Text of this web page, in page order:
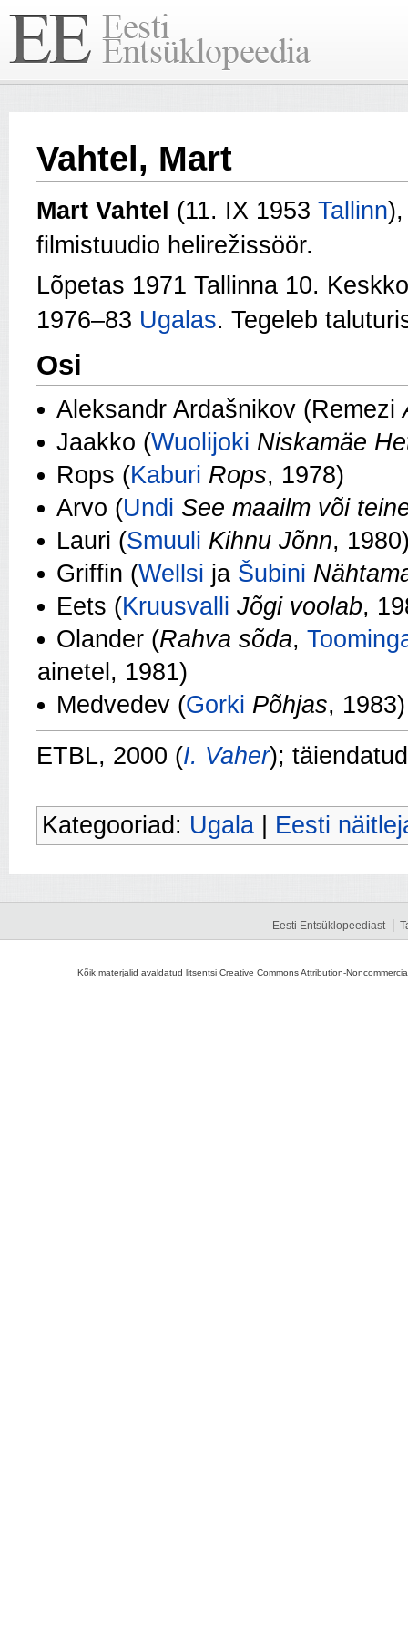
Vahtel, Mart
Mart Vahtel (11. IX 1953 Tallinn
filmistuudio helirežissöör.
Lõpetas 1971 Tallinna 10.
1976–83 Ugalas. Tegeleb
Osi
Aleksandr Ardašnikov (Remezi
Jaakko (Wuolijoki Niskamäe
Rops (Kaburi Rops, 1978)
Arvo (Undi See maailm või
Lauri (Smuuli Kihnu Jõnn,
Griffin (Wellsi ja Šubini
Eets (Kruusvalli Jõgi voolab,
Olander (Rahva sõda,
ainetel, 1981)
Medvedev (Gorki Põhjas, 1983)
ETBL, 2000 (I. Vaher);
Kategooriad: Ugala Eesti
Eesti Entsüklopeediast
Kõik materjalid avaldatud litsentsi Creative Commons Attribution-